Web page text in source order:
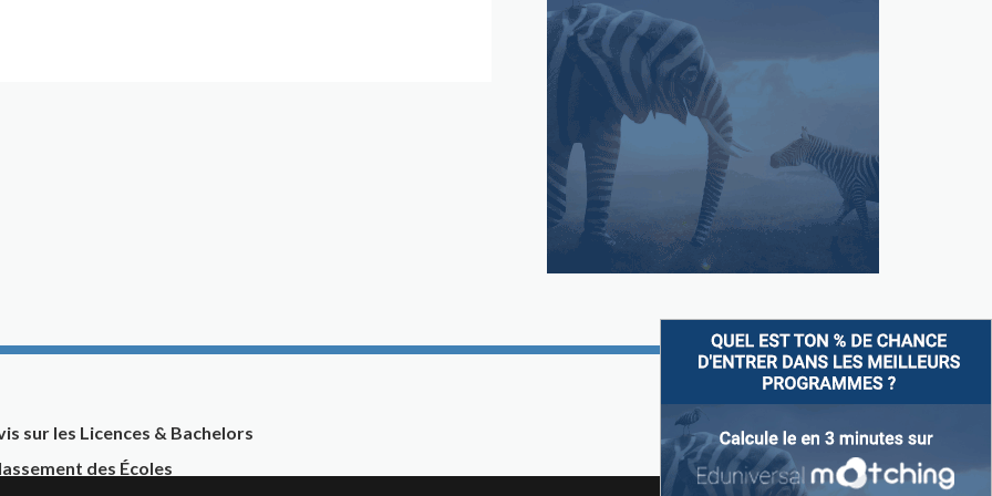
sur les Licences & Bachelors
des Écoles
Suivez-nous sur